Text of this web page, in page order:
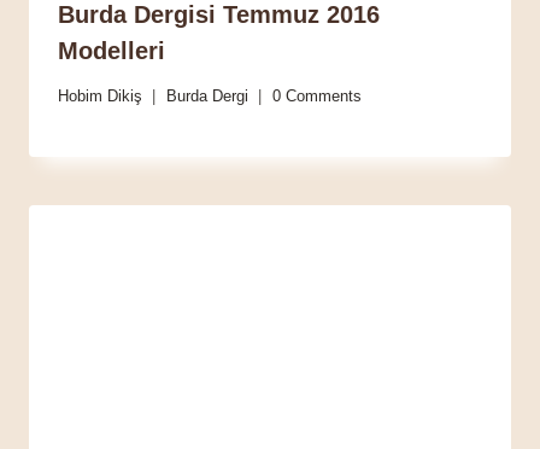
Burda Dergisi Temmuz 2016
Modelleri
Hobim Dikiş Burda Dergi 0 Comments